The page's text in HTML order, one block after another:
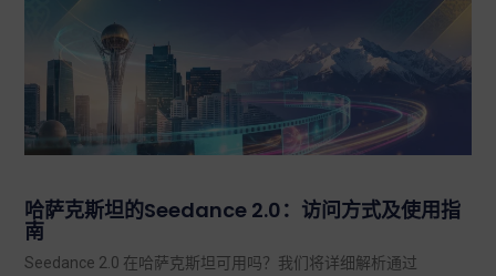
哈萨克斯坦的Seedance 2.0：访问方式及使用指
南
Seedance 2.0 在哈萨克斯坦可用吗？我们将详细解析通过